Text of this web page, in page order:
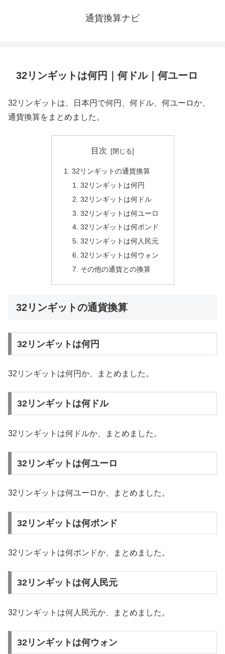
通貨換算ナビ
32リンギットは何円｜何ドル｜何ユーロ
32リンギットは、日本円で何円、何ドル、何ユーロか、
通貨換算をまとめました。
目次
32リンギットの通貨換算
32リンギットは何円
32リンギットは何ドル
32リンギットは何ユーロ
32リンギットは何ポンド
32リンギットは何人民元
32リンギットは何ウォン
その他の通貨との換算
32リンギットの通貨換算
32リンギットは何円
32リンギットは何円か、まとめました。
32リンギットは何ドル
32リンギットは何ドルか、まとめました。
32リンギットは何ユーロ
32リンギットは何ユーロか、まとめました。
32リンギットは何ポンド
32リンギットは何ポンドか、まとめました。
32リンギットは何人民元
32リンギットは何人民元か、まとめました。
32リンギットは何ウォン